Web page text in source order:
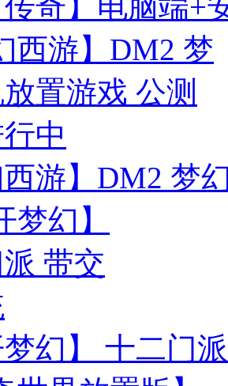
西游】DM2 梦
梦幻】 十二门